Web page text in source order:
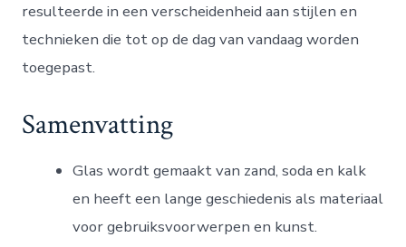
resulteerde in een verscheidenheid aan stijlen en
technieken die tot op de dag van vandaag worden
toegepast.
Samenvatting
Glas wordt gemaakt van zand, soda en kalk
en heeft een lange geschiedenis als materiaal
voor gebruiksvoorwerpen en kunst.